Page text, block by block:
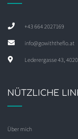
+43 664 2027169
info@gowiththeflo.at
Lederergasse 43,
NÜTZLICHE
Über mich